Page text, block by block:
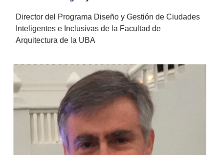
Director del Programa Diseño y Gestión de Ciudades
Inteligentes e Inclusivas de la Facultad de
Arquitectura de la UBA